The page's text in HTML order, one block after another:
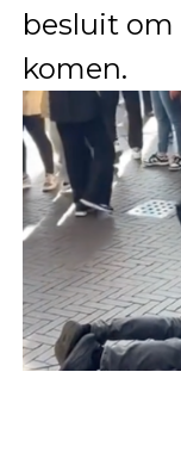
besluit
komen.